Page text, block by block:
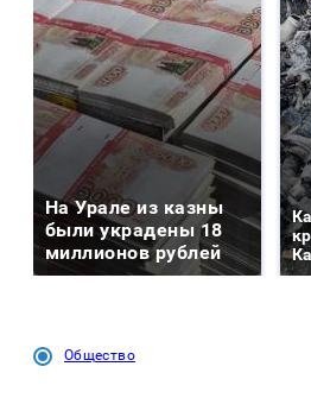
На Урале из казны
были украдены 18
миллионов рублей
Общество